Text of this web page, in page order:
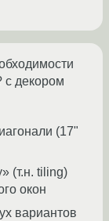
с декором
(17"
(т.н. tiling)
окон
вариантов